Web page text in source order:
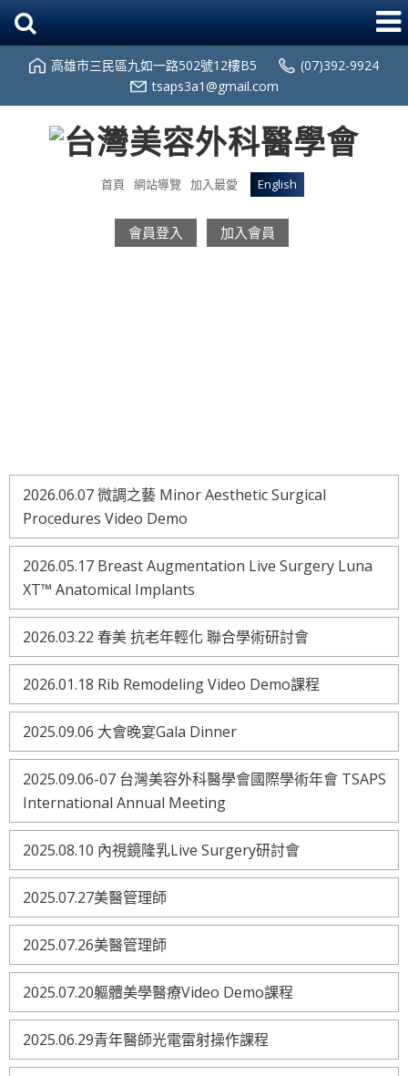
高雄市三民區九如一路502號12樓B5
(07)392-9924
tsaps3a1@gmail.com
首頁 網站導覽 加入最愛 English
會員登入 加入會員
2026.06.07 微調之藝 Minor Aesthetic Surgical
Procedures Video Demo
2026.05.17 Breast Augmentation Live Surgery Luna
XT™ Anatomical Implants
2026.03.22 春美 抗老年輕化 聯合學術研討會
2026.01.18 Rib Remodeling Video Demo課程
2025.09.06 大會晚宴Gala Dinner
2025.09.06-07 台灣美容外科醫學會國際學術年會 TSAPS
International Annual Meeting
2025.08.10 內視鏡隆乳Live Surgery研討會
2025.07.27美醫管理師
2025.07.26美醫管理師
2025.07.20軀體美學醫療Video Demo課程
2025.06.29青年醫師光電雷射操作課程